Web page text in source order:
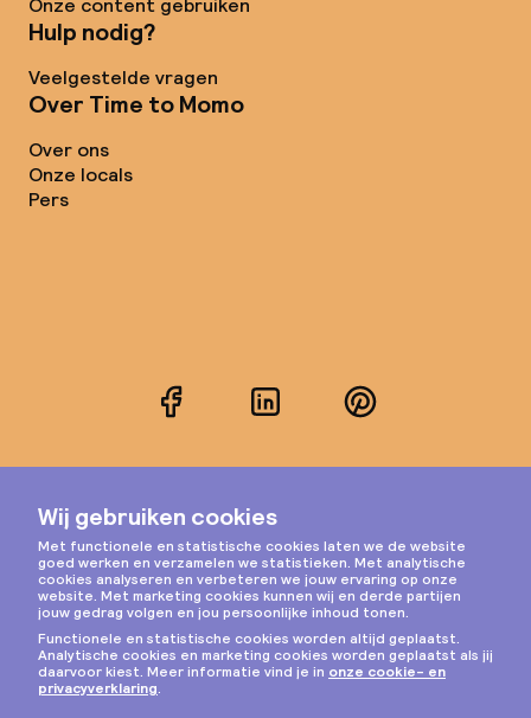
Onze content gebruiken
Hulp nodig?
Veelgestelde vragen
Over Time to Momo
Over ons
Onze locals
Pers
FacebookLinkedInPinterest
Instagram